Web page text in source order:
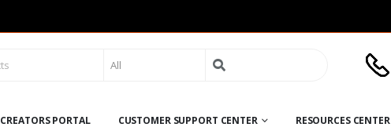
Search
CREATORS PORTAL CUSTOMER SUPPORT CENTER RESOURCES CENTER